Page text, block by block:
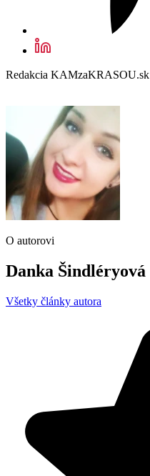
Redakcia KAMzaKRASOU.sk
O autorovi
Danka Šindléryová
Všetky články autora